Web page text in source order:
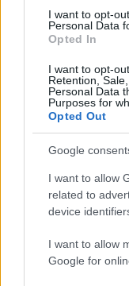
I want to opt-
Personal Data
Opted In
I want to opt-
Retention,
Personal Data
Purposes for
Opted Out
Google
I want to allow
related to
device
I want to allow
Google for